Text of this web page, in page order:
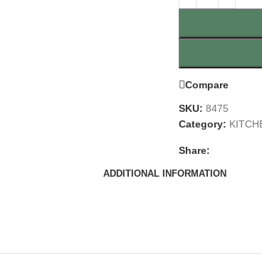
Compare
SKU: 8475
Category:
Share:
ADDITIONAL INFORMATION